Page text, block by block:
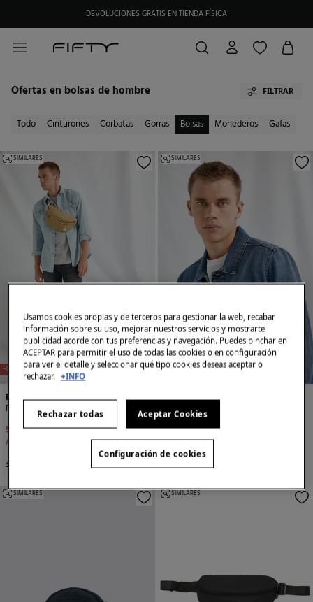
HAZTE SOCIO DE MY FIFTY CLUB Y RECIBE EXCLUSIVAS PROMOCIONES.
Ofertas en bolsas de hombre FILTRAR
Todo Cinturones Corbatas Gorras Bolsas Monederos Gafas
-67% EXCLUSIVO ONLINE
SIMILARES
Hemper
9,99 € 29,99 €
Ahorras
+2 Colores
-67% EXCLUSIVO ONLINE
SIMILARES
Hemper
9,99 € 29,99 €
Ahorras20,00 €
SIMILARES SIMILARES
Usamos cookies propias y de terceros para gestionar la web, recabar
información sobre su uso, mejorar nuestros servicios y mostrarte
publicidad acorde con tus preferencias y navegación. Puedes pinchar en
ACEPTAR para permitir el uso de todas las cookies o en configuración
para ver el detalle y seleccionar qué tipo cookies deseas aceptar o
rechazar. +INFO
Rechazar todas Aceptar Cookies
Configuración de cookies